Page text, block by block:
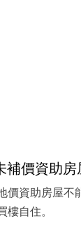
補價資助房
價資助房屋不
樓自住。